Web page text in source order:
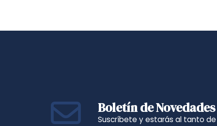
Boletín de Novedades
Suscríbete y estarás al tanto